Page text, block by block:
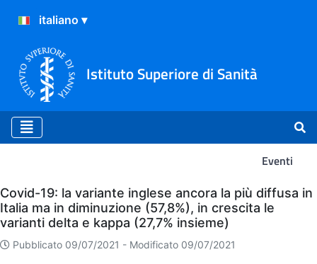
Istituto Superiore di Sanità
Eventi
Eventi
Covid-19: la variante inglese ancora la più diffusa in
Italia ma in diminuzione (57,8%), in crescita le
varianti delta e kappa (27,7% insieme)
Pubblicato 09/07/2021 - Modificato 09/07/2021